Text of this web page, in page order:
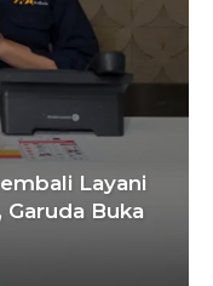
Layani
Buka